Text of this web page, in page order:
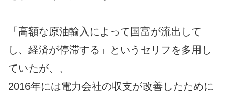
「高額な原油輸入によって国富が流出して
し、経済が停滞する」というセリフを多用し
ていたが、、
2016年には電力会社の収支が改善したために